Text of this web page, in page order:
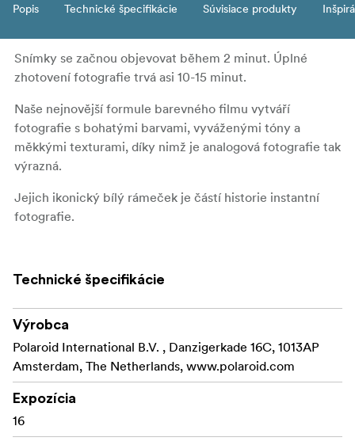
Popis Technické špecifikácie Súvisiace produkty
Snímky se začnou objevovat během 2 minut. Úplné
zhotovení fotografie trvá asi 10-15 minut.
Naše nejnovější formule barevného filmu vytváří
fotografie s bohatými barvami, vyváženými tóny a
měkkými texturami, díky nimž je analogová fotografie tak
výrazná.
Jejich ikonický bílý rámeček je částí historie instantní
fotografie.
Technické špecifikácie
Výrobca
Polaroid International B.V. , Danzigerkade 16C, 1013AP
Amsterdam, The Netherlands, www.polaroid.com
Expozícia
16